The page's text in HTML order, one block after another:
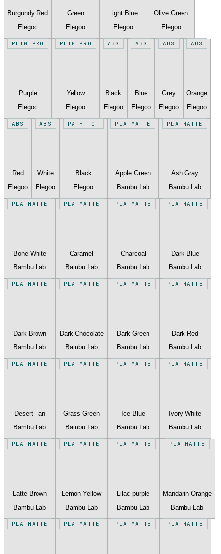
Burgundy Red
Elegoo
Green
Elegoo
Light Blue
Elegoo
Olive Green
Elegoo
PETG PRO
Purple
Elegoo
PETG PRO
Yellow
Elegoo
ABS
Black
Elegoo
ABS
Blue
Elegoo
ABS
Grey
Elegoo
ABS
Orange
Elegoo
ABS
Red
Elegoo
ABS
White
Elegoo
PA-HT CF
Black
Elegoo
PLA MATTE
Apple Green
Bambu Lab
PLA MATTE
Ash Gray
Bambu Lab
PLA MATTE
Bone White
Bambu Lab
PLA MATTE
Caramel
Bambu Lab
PLA MATTE
Charcoal
Bambu Lab
PLA MATTE
Dark Blue
Bambu Lab
PLA MATTE
Dark Brown
Bambu Lab
PLA MATTE
Dark Chocolate
Bambu Lab
PLA MATTE
Dark Green
Bambu Lab
PLA MATTE
Dark Red
Bambu Lab
PLA MATTE
Desert Tan
Bambu Lab
PLA MATTE
Grass Green
Bambu Lab
PLA MATTE
Ice Blue
Bambu Lab
PLA MATTE
Ivory White
Bambu Lab
PLA MATTE
Latte Brown
Bambu Lab
PLA MATTE
Lemon Yellow
Bambu Lab
PLA MATTE
Lilac purple
Bambu Lab
PLA MATTE
Mandarin Orange
Bambu Lab
PLA MATTE PLA MATTE PLA MATTE PLA MATTE